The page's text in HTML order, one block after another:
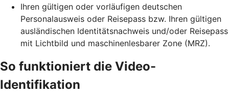
Ihren gültigen oder vorläufigen deutschen
Personalausweis oder Reisepass bzw. Ihren gültigen
ausländischen Identitätsnachweis und/oder Reisepass
mit Lichtbild und maschinenlesbarer Zone (MRZ).
So funktioniert die Video-
Identifikation